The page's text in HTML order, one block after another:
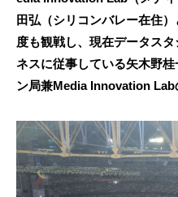
田弘（シリコンバレー在住
度も観戦し、現在データス
ネスに従事している矢木野
ン局兼Media Innovation Lab